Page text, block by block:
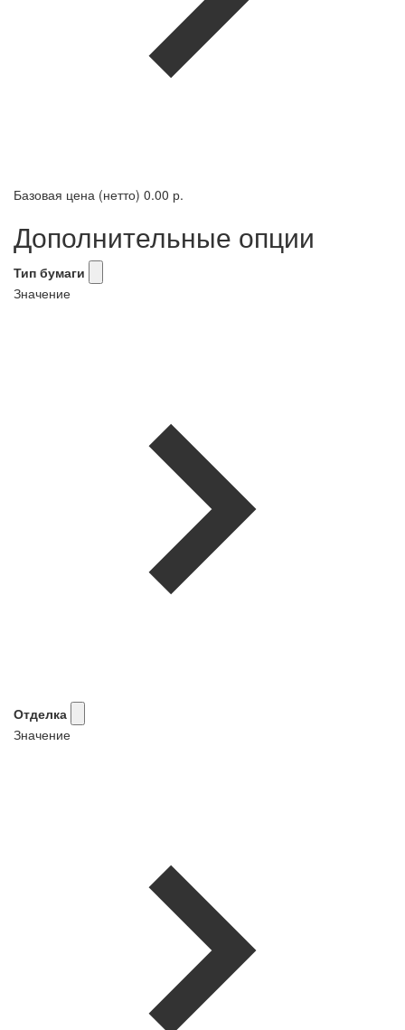
Базовая цена (нетто) 0.00 р.
Дополнительные опции
Тип бумаги
Значение
Отделка
Значение